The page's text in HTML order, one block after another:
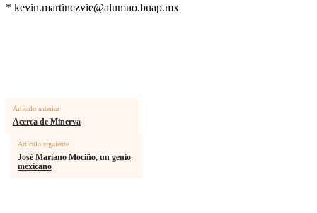
* kevin.martinezvie@alumno.buap.mx
Artículo anterior
Acerca de Minerva
Artículo siguiente
José Mariano Mociño, un genio
mexicano